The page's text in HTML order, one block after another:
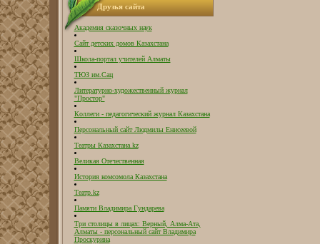
Друзья сайта
Академия сказочных наук
Сайт детских домов Казахстана
Школа-портал учителей Алматы
ТЮЗ им.Сац
Литературно-художественный журнал
"Простор"
Коллеги - педагогический журнал Казахстана
Персональный сайт Людмилы Енисеевой
Театры Казахстана.kz
Великая Отечественная
История комсомола Казахстана
Театр.kz
Памяти Владимира Гундарева
Три столицы в лицах: Верный, Алма-Ата,
Алматы - персональный сайт Владимира
Проскурина